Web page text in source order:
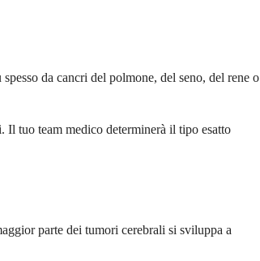
da cancri del polmone, del seno, del rene o
tuo team medico determinerà il tipo esatto
parte dei tumori cerebrali si sviluppa a